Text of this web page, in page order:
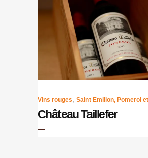
Vins rouges Saint Emilion, Pomerol
Château Taillefer